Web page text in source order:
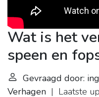
Wat is het
speen en
Gevraagd door:
Verhagen | Laatste